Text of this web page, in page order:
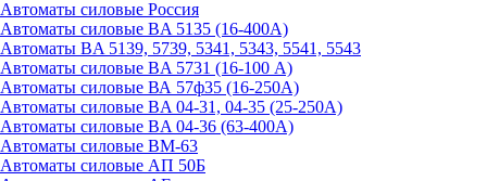
Автоматы силовые Россия
Автоматы силовые BA 5135 (16-400А)
Автоматы BA 5139, 5739, 5341, 5343, 5541, 5543
Автоматы силовые BA 5731 (16-100 А)
Автоматы силовые ВА 57ф35 (16-250А)
Автоматы силовые BA 04-31, 04-35 (25-250А)
Автоматы силовые BA 04-36 (63-400А)
Автоматы силовые ВМ-63
Автоматы силовые АП 50Б